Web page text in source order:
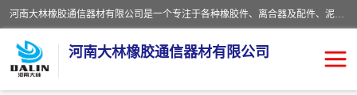
河南大林橡胶通信器材有限公司是一个专注于各种橡胶件、离合器及配件、泥浆泵及配件等产品设计制造和加工的企业。产品应用于矿山、冶金、石油、钢铁、化工、水泥、船舶、造纸、通用机械等各种大功率机械传动或制动装置。
河南大林橡胶通信器材有限公司